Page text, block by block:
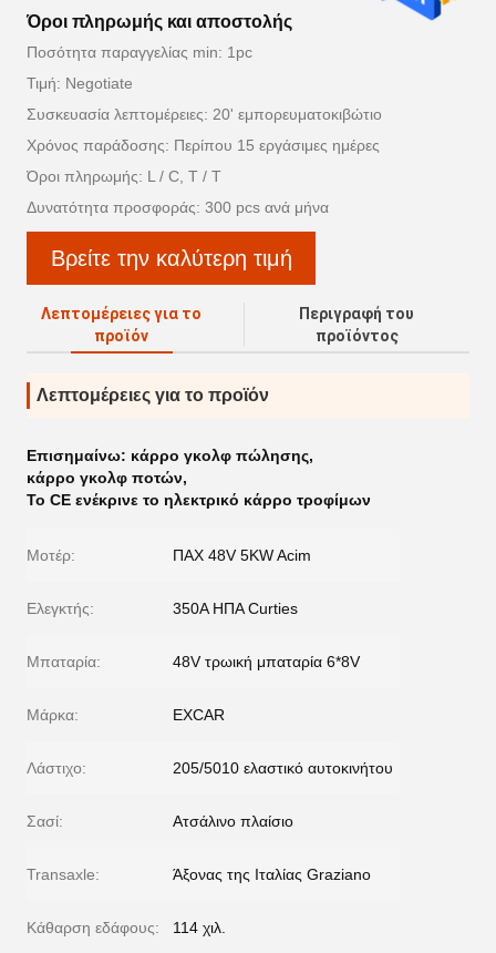
Όροι πληρωμής και αποστολής
Ποσότητα παραγγελίας min: 1pc
Τιμή: Negotiate
Συσκευασία λεπτομέρειες: 20' εμπορευματοκιβώτιο
Χρόνος παράδοσης: Περίπου 15 εργάσιμες ημέρες
Όροι πληρωμής: L / C, T / T
Δυνατότητα προσφοράς: 300 pcs ανά μήνα
Βρείτε την καλύτερη τιμή
Λεπτομέρειες για το
προϊόν
Περιγραφή του
προϊόντος
Λεπτομέρειες για το προϊόν
Επισημαίνω: κάρρο γκολφ πώλησης,
κάρρο γκολφ ποτών,
Το CE ενέκρινε το ηλεκτρικό κάρρο τροφίμων
Μοτέρ: ΠΑΧ 48V 5KW Acim
Ελεγκτής: 350A ΗΠΑ Curties
Μπαταρία: 48V τρωική μπαταρία 6*8V
Μάρκα: EXCAR
Λάστιχο: 205/5010 ελαστικό αυτοκινήτου
Σασί: Ατσάλινο πλαίσιο
Transaxle: Άξονας της Ιταλίας Graziano
Κάθαρση εδάφους: 114 χιλ.